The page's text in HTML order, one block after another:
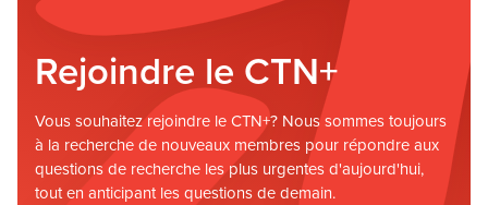
Rejoindre le CTN+
Vous souhaitez rejoindre le CTN+? Nous sommes toujours
à la recherche de nouveaux membres pour répondre aux
questions de recherche les plus urgentes d'aujourd'hui,
tout en anticipant les questions de demain.